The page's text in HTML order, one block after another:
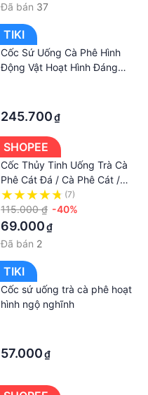
Đã bán 37
TIKI
Cốc Sứ Uống Cà Phê Hình
Động Vật Hoạt Hình Đáng
245.700₫
SHOPEE
Cốc Thủy Tinh Uống Trà Cà
Phê Cát Đá / Cà Phê Cát /
Đá Có Ống Hút Và Nắp Đậy
Họa Tiết Hoạt Hình Tiên Tiến
/ Cà Phê Và Ống Hút
(7)
115.000 ₫ -40%
69.000₫
Đã bán 2
TIKI
Cốc sứ uống trà cà phê hoạt
hình ngộ nghĩnh
57.000₫